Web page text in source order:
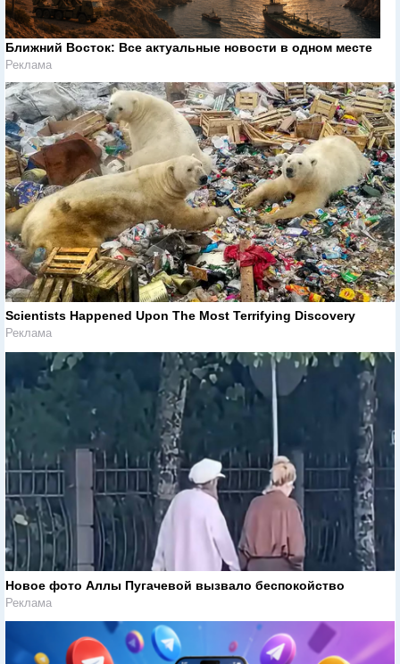
Ближний Восток: Все актуальные новости в одном месте
Реклама
Scientists Happened Upon The Most Terrifying Discovery
Реклама
Новое фото Аллы Пугачевой вызвало беспокойство
Реклама